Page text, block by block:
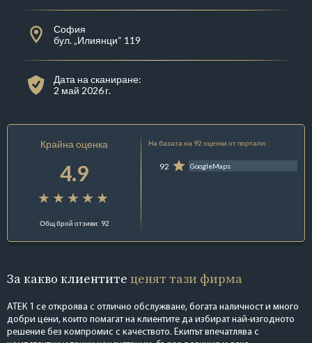
София
бул. „Илиянци“ 119
Дата на сканиране:
2 май 2026 г.
Крайна оценка
4.9
Общ брой отзиви: 92
На базата на 92 оценки от портали:
92 GoogleMaps
За какво клиентите ценят тази фирма
АТЕК 1 се откроява с отлично обслужване, богата наличност и много
добри цени, които помагат на клиентите да избират най-изгодното
решение без компромис с качеството. Екипът впечатлява с